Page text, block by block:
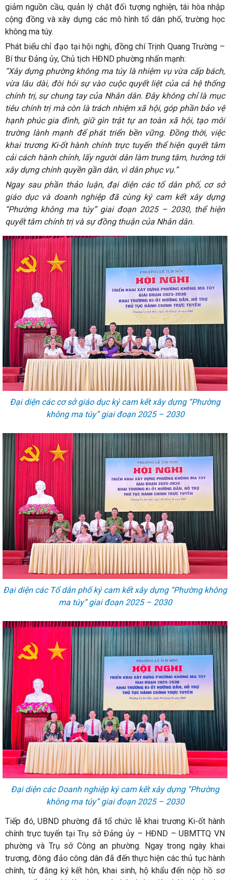
giảm nguồn cầu, quản lý chặt đối tượng nghiện, tái hòa nhập
cộng đồng và xây dựng các mô hình tổ dân phố, trường học
không ma túy.
Phát biểu chỉ đạo tại hội nghị, đồng chí Trịnh Quang Trường –
Bí thư Đảng ủy, Chủ tịch HĐND phường nhấn mạnh:
“Xây dựng phường không ma túy là nhiệm vụ vừa cấp bách,
vừa lâu dài, đòi hỏi sự vào cuộc quyết liệt của cả hệ thống
chính trị, sự chung tay của Nhân dân. Đây không chỉ là mục
tiêu chính trị mà còn là trách nhiệm xã hội, góp phần bảo vệ
hạnh phúc gia đình, giữ gìn trật tự an toàn xã hội, tạo môi
trường lành mạnh để phát triển bền vững. Đồng thời, việc
khai trương Ki-ốt hành chính trực tuyến thể hiện quyết tâm
cải cách hành chính, lấy người dân làm trung tâm, hướng tới
xây dựng chính quyền gần dân, vì dân phục vụ.”
Ngay sau phần thảo luận, đại diện các tổ dân phố, cơ sở
giáo dục và doanh nghiệp đã cùng ký cam kết xây dựng
“Phường không ma túy” giai đoạn 2025 – 2030, thể hiện
quyết tâm chính trị và sự đồng thuận của Nhân dân.
Đại diện các cơ sở giáo dục ký cam kết xây dựng “Phường
không ma túy” giai đoạn 2025 – 2030
Đại diện các Tổ dân phố ký cam kết xây dựng “Phường không
ma túy” giai đoạn 2025 – 2030
Đại diện các Doanh nghiệp ký cam kết xây dựng “Phường
không ma túy” giai đoạn 2025 – 2030
Tiếp đó, UBND phường đã tổ chức lễ khai trương Ki-ốt hành
chính trực tuyến tại Trụ sở Đảng ủy – HĐND – UBMTTQ VN
phường và Trụ sở Công an phường. Ngay trong ngày khai
trương, đông đảo công dân đã đến thực hiện các thủ tục hành
chính, từ đăng ký kết hôn, khai sinh, hộ khẩu đến nộp hồ sơ